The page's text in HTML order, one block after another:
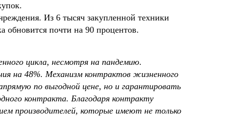
Из 6 тысяч закупленной техники
обновится почти на 90 процентов.
цикла, несмотря на пандемию.
на 48%. Механизм контрактов жизненного
по выгодной цене, но и гарантировать
контракта. Благодаря контракту
производителей, которые имеют не только